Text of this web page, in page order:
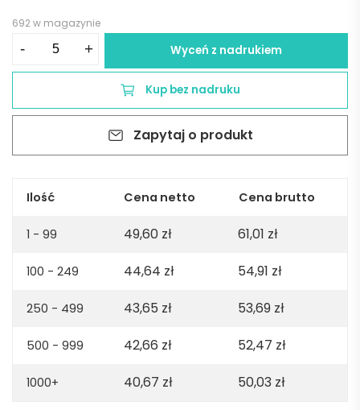
692 w magazynie
-
bawełna
recyklingu
granatowa
+ Wyceń z nadrukiem
Kup bez nadruku
Zapytaj o produkt
Ilość Cena netto Cena brutto
1 - 99 49,60 zł 61,01 zł
100 - 249 44,64 zł 54,91 zł
250 - 499 43,65 zł 53,69 zł
500 - 999 42,66 zł 52,47 zł
1000+ 40,67 zł 50,03 zł